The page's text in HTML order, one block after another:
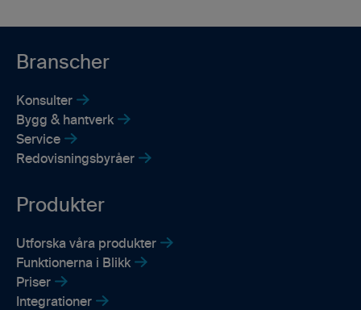
Branscher
Konsulter
Bygg & hantverk
Service
Redovisningsbyråer
Produkter
Utforska våra produkter
Funktionerna i Blikk
Priser
Integrationer